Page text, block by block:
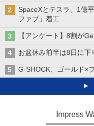
SpaceXとテスラ、1億
ファブ」着工
【アンケート】8割が
お盆休み前半は8日に
G-SHOCK、ゴールド×
Impress